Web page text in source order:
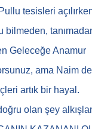
tesisleri
bilmeden,
Geleceğe Anamur
ama Naim
artık bir hayal.
olan şey